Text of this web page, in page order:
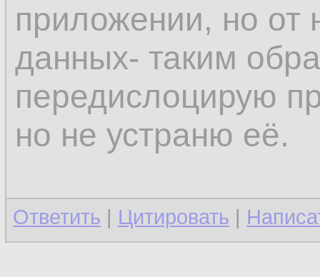
приложении, но от
данных- таким
передислоцирую
но не устраню её.
Ответить | Цитировать |